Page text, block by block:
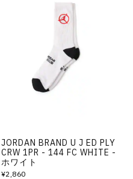
JORDAN BRAND U J ED PLY
CRW 1PR - 144 FC WHITE -
ホワイト
¥2,860